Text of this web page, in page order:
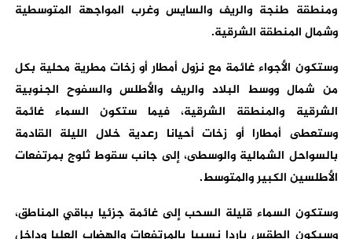
ومنطقة طنجة والريف والسايس وغرب المواجهة المتوسطية
وشمال المنطقة الشرقية.
وستكون الأجواء غائمة مع نزول أمطار أو زخات مطرية محلية بكل
من شمال ووسط البلاد والريف والأطلس والسفوح الجنوبية
الشرقية والمنطقة الشرقية، فيما ستكون السماء غائمة
وستعطى أمطارا أو زخات أحيانا رعدية خلال الليلة القادمة
بالسواحل الشمالية والوسطى، إلى جانب سقوط ثلوج بمرتفعات
الأطلسين الكبير والمتوسط.
وستكون السماء قليلة السحب إلى غائمة جزئيا بباقي المناطق،